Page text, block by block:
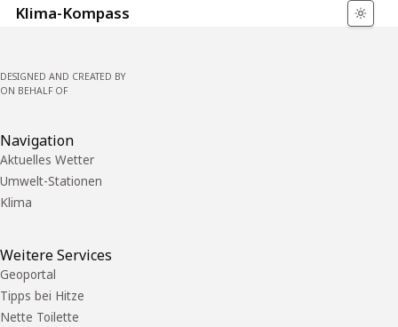
Klima-Kompass
DESIGNED AND CREATED BY
ON BEHALF OF
Navigation
Aktuelles Wetter
Umwelt-Stationen
Klima
Weitere Services
Geoportal
Tipps bei Hitze
Nette Toilette